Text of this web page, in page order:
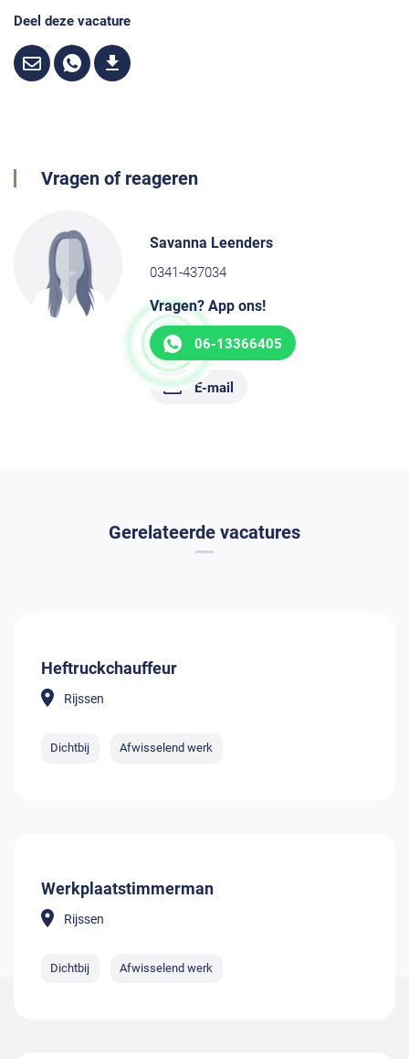
Deel deze vacature
Vragen of reageren
Savanna Leenders
0341-437034
Vragen? App ons!
06-13366405
E-mail
Gerelateerde vacatures
Heftruckchauffeur
Rijssen
Dichtbij Afwisselend werk
Werkplaatstimmerman
Rijssen
Dichtbij Afwisselend werk